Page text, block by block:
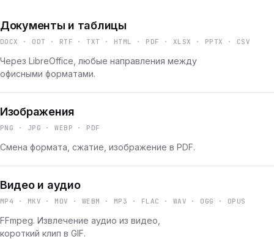
Документы и таблицы
DOCX · ODT · RTF · TXT · HTML · PDF · XLSX · PPTX · CSV
Через LibreOffice, любые направления между
офисными форматами.
Изображения
PNG · JPG · WEBP · PDF
Смена формата, сжатие, изображение в PDF.
Видео и аудио
MP4 · MKV · MOV · WEBM · MP3 · FLAC · WAV · OGG · OPUS
FFmpeg. Извлечение аудио из видео,
короткий клип в GIF.